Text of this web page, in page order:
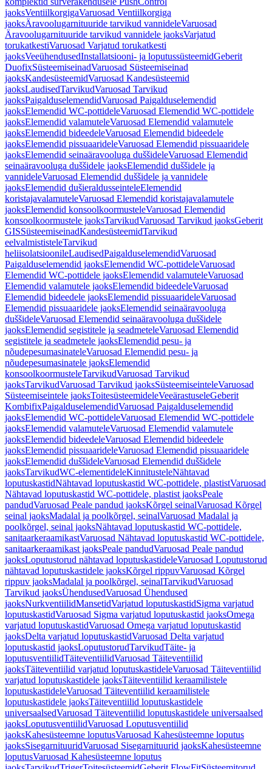
jaoksVentiilkorgigaVaruosad Ventiilkorgiga
jaoksÄravoolugarnituuride tarvikud vannideleVaruosad
Äravoolugarnituuride tarvikud vannidele jaoksVarjatud
torukatkestiVaruosad Varjatud torukatkesti
jaoksVeeühendusedInstallatsiooni- ja loputussüsteemidGeberit
DuofixSüsteemiseinadVaruosad Süsteemiseinad
jaoksKandesüsteemidVaruosad Kandesüsteemid
jaoksLaudisedTarvikudVaruosad Tarvikud
jaoksPaigalduselemendidVaruosad Paigalduselemendid
jaoksElemendid WC-pottideleVaruosad Elemendid WC-pottidele
jaoksElemendid valamuteleVaruosad Elemendid valamutele
jaoksElemendid bideedeleVaruosad Elemendid bideedele
jaoksElemendid pissuaarideleVaruosad Elemendid pissuaaridele
jaoksElemendid seinaäravooluga duššideleVaruosad Elemendid
seinaäravooluga duššidele jaoksElemendid duššidele ja
vannideleVaruosad Elemendid duššidele ja vannidele
jaoksElemendid dušieraldusseinteleElemendid
koristajavalamuteleVaruosad Elemendid koristajavalamutele
jaoksElemendid konsoolkoormusteleVaruosad Elemendid
konsoolkoormustele jaoksTarvikudVaruosad Tarvikud jaoksGeberit
GISSüsteemiseinadKandesüsteemidTarvikud
eelvalmististeleTarvikud
heliisolatsioonileLaudisedPaigalduselemendidVaruosad
Paigalduselemendid jaoksElemendid WC-pottideleVaruosad
Elemendid WC-pottidele jaoksElemendid valamuteleVaruosad
Elemendid valamutele jaoksElemendid bideedeleVaruosad
Elemendid bideedele jaoksElemendid pissuaarideleVaruosad
Elemendid pissuaaridele jaoksElemendid seinaäravooluga
duššideleVaruosad Elemendid seinaäravooluga duššidele
jaoksElemendid segistitele ja seadmeteleVaruosad Elemendid
segistitele ja seadmetele jaoksElemendid pesu- ja
nõudepesumasinateleVaruosad Elemendid pesu- ja
nõudepesumasinatele jaoksElemendid
konsoolkoormusteleTarvikudVaruosad Tarvikud
jaoksTarvikudVaruosad Tarvikud jaoksSüsteemiseinteleVaruosad
Süsteemiseintele jaoksToitesüsteemideleVeeärastuseleGeberit
KombifixPaigalduselemendidVaruosad Paigalduselemendid
jaoksElemendid WC-pottideleVaruosad Elemendid WC-pottidele
jaoksElemendid valamuteleVaruosad Elemendid valamutele
jaoksElemendid bideedeleVaruosad Elemendid bideedele
jaoksElemendid pissuaarideleVaruosad Elemendid pissuaaridele
jaoksElemendid duššideleVaruosad Elemendid duššidele
jaoksTarvikudWC-elementideleKinnitusteleNähtavad
loputuskastidNähtavad loputuskastid WC-pottidele, plastistVaruosad
Nähtavad loputuskastid WC-pottidele, plastist jaoksPeale
pandudVaruosad Peale pandud jaoksKõrgel seinalVaruosad Kõrgel
seinal jaoksMadalal ja poolkõrgel, seinalVaruosad Madalal ja
poolkõrgel, seinal jaoksNähtavad loputuskastid WC-pottidele,
sanitaarkeraamikastVaruosad Nähtavad loputuskastid WC-pottidele,
sanitaarkeraamikast jaoksPeale pandudVaruosad Peale pandud
jaoksLoputustorud nähtavad loputuskastideleVaruosad Loputustorud
nähtavad loputuskastidele jaoksKõrgel rippuvVaruosad Kõrgel
rippuv jaoksMadalal ja poolkõrgel, seinalTarvikudVaruosad
Tarvikud jaoksÜhendusedVaruosad Ühendused
jaoksNurkventiilidMansetidVarjatud loputuskastidSigma varjatud
loputuskastidVaruosad Sigma varjatud loputuskastid jaoksOmega
varjatud loputuskastidVaruosad Omega varjatud loputuskastid
jaoksDelta varjatud loputuskastidVaruosad Delta varjatud
loputuskastid jaoksLoputustorudTarvikudTäite- ja
loputusventiilidTäiteventiilidVaruosad Täiteventiilid
jaoksTäiteventiilid varjatud loputuskastideleVaruosad Täiteventiilid
varjatud loputuskastidele jaoksTäiteventiilid keraamilistele
loputuskastideleVaruosad Täiteventiilid keraamilistele
loputuskastidele jaoksTäiteventiilid loputuskastidele
universaalsedVaruosad Täiteventiilid loputuskastidele universaalsed
jaoksLoputusventiilidVaruosad Loputusventiilid
jaoksKahesüsteemne loputusVaruosad Kahesüsteemne loputus
jaoksSisegarnituuridVaruosad Sisegarnituurid jaoksKahesüsteemne
loputusVaruosad Kahesüsteemne loputus